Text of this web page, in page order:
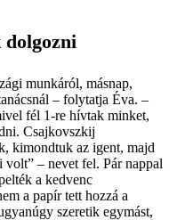
dolgozni
munkáról, másnap,
– folytatja Éva. –
fél 1-re hívtak minket,
Csajkovszkij
kimondtuk az igent, majd
– nevet fel. Pár nappal
a kedvenc
a papír tett hozzá a
szeretik egymást,